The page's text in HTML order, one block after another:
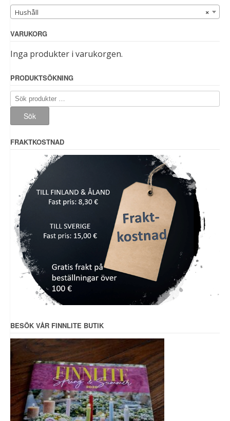
×
Hushåll
VARUKORG
Inga produkter i varukorgen.
PRODUKTSÖKNING
Sök
efter:
Sök
FRAKTKOSTNAD
BESÖK VÅR FINNLITE BUTIK